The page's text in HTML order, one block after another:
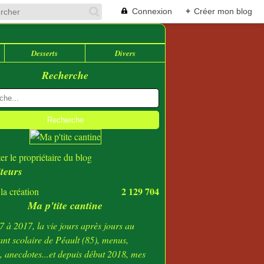
Connexion + Créer mon blog
Desserts Divers
Recherche
le propriétaire du blog
création 2 129 704
Ma p'tite cantine
à 2017, la vie jours après jours au
scolaire de Péault (85), menus,
anecdotes...et depuis début 2018, mes